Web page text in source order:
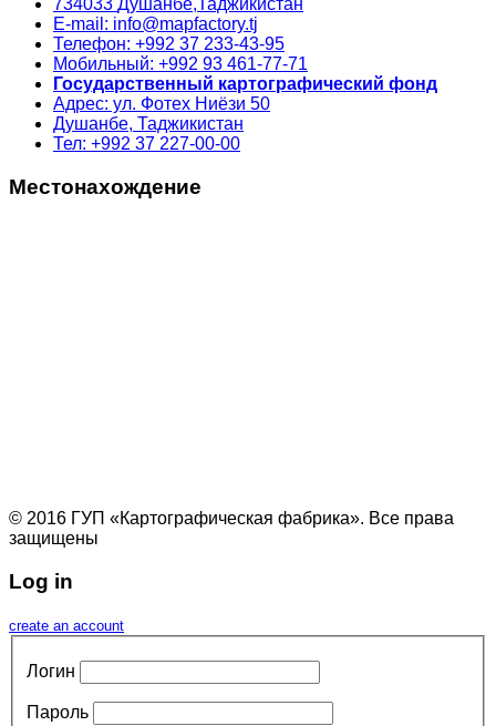
734033 Душанбе,Таджикистан
E-mail: info@mapfactory.tj
Телефон: +992 37 233-43-95
Мобильный: +992 93 461-77-71
Государственный картографический фонд
Адрес: ул. Фотех Ниёзи 50
Душанбе, Таджикистан
Тел: +992 37 227-00-00
Местонахождение
© 2016 ГУП «Картографическая фабрика». Все права
защищены
Log in
create an account
Логин
Пароль